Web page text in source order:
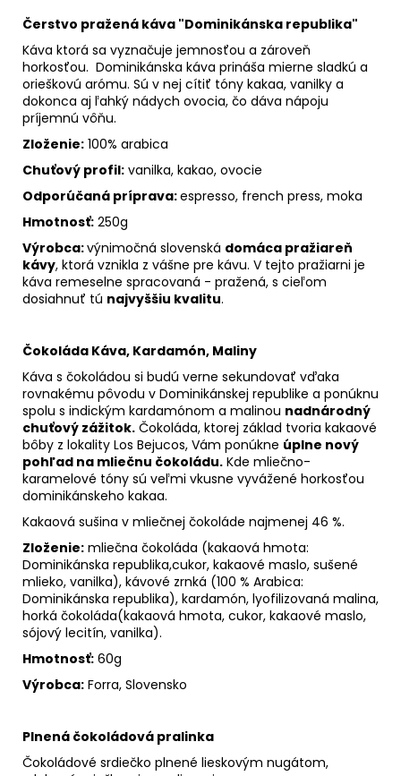
Čerstvo pražená káva "Dominikánska republika"
Káva ktorá sa vyznačuje jemnosťou a zároveň
horkosťou. Dominikánska káva prináša mierne sladkú a
orieškovú arómu. Sú v nej cítiť tóny kakaa, vanilky a
dokonca aj ľahký nádych ovocia, čo dáva nápoju
príjemnú vôňu.
Zloženie: 100% arabica
Chuťový profil: vanilka, kakao, ovocie
Odporúčaná príprava:espresso, french press, moka
Hmotnosť: 250g
Výrobca:výnimočná slovenská domáca pražiareň
kávy, ktorá vznikla z vášne pre kávu. V tejto pražiarni je
káva remeselne spracovaná - pražená, s cieľom
dosiahnuť tú najvyššiu kvalitu.
Čokoláda Káva, Kardamón, Maliny
Káva s čokoládou si budú verne sekundovať vďaka
rovnakému pôvodu v Dominikánskej republike a ponúknu
spolu s indickým kardamónom a malinou nadnárodný
chuťový zážitok. Čokoláda, ktorej základ tvoria kakaové
bôby z lokality Los Bejucos, Vám ponúkne úplne nový
pohľad na mliečnu čokoládu. Kde mliečno-
karamelové tóny sú veľmi vkusne vyvážené horkosťou
dominikánskeho kakaa.
Kakaová sušina v mliečnej čokoláde najmenej 46 %.
Zloženie: mliečna čokoláda (kakaová hmota:
Dominikánska republika,cukor, kakaové maslo, sušené
mlieko, vanilka), kávové zrnká (100 % Arabica:
Dominikánska republika), kardamón, lyofilizovaná malina,
horká čokoláda(kakaová hmota, cukor, kakaové maslo,
sójový lecitín, vanilka).
Hmotnosť: 60g
Výrobca: Forra, Slovensko
Plnená čokoládová pralinka
Čokoládové srdiečko plnené lieskovým nugátom,